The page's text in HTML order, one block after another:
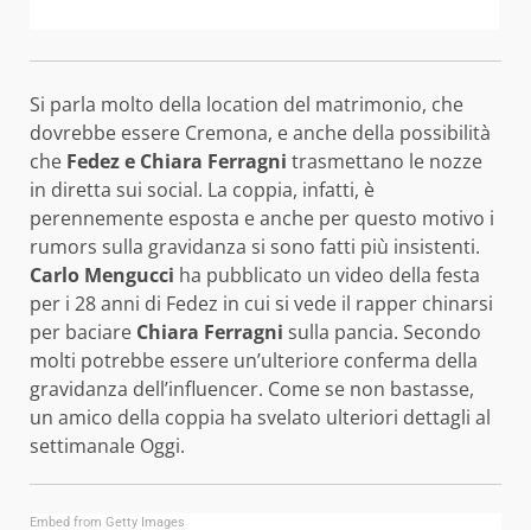
Si parla molto della location del matrimonio, che
dovrebbe essere Cremona, e anche della possibilità
che Fedez e Chiara Ferragni trasmettano le nozze
in diretta sui social. La coppia, infatti, è
perennemente esposta e anche per questo motivo i
rumors sulla gravidanza si sono fatti più insistenti.
Carlo Mengucci ha pubblicato un video della festa
per i 28 anni di Fedez in cui si vede il rapper chinarsi
per baciare Chiara Ferragni sulla pancia. Secondo
molti potrebbe essere un’ulteriore conferma della
gravidanza dell’influencer. Come se non bastasse,
un amico della coppia ha svelato ulteriori dettagli al
settimanale Oggi.
Embed from Getty Images